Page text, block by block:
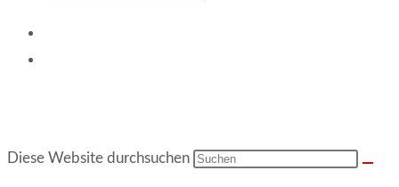
Diese Website durchsuchen